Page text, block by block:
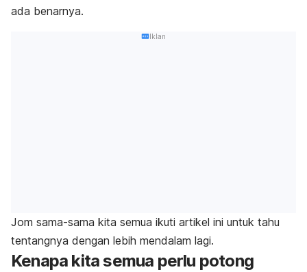
ada benarnya.
Iklan
Jom sama-sama kita semua ikuti artikel ini untuk tahu
tentangnya dengan lebih mendalam lagi.
Kenapa kita semua perlu potong